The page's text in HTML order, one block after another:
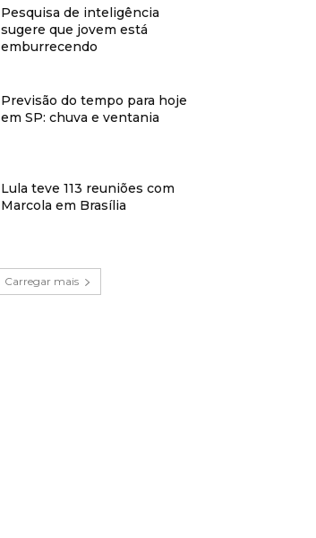
Pesquisa de inteligência
sugere que jovem está
emburrecendo
Previsão do tempo para hoje
em SP: chuva e ventania
Lula teve 113 reuniões com
Marcola em Brasília
Carregar mais